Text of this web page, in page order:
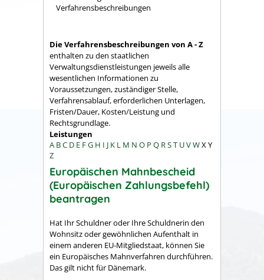
Verfahrensbeschreibungen
Die Verfahrensbeschreibungen von A - Z
enthalten zu den staatlichen
Verwaltungsdienstleistungen jeweils alle
wesentlichen Informationen zu
Voraussetzungen, zuständiger Stelle,
Verfahrensablauf, erforderlichen Unterlagen,
Fristen/Dauer, Kosten/Leistung und
Rechtsgrundlage.
Leistungen
A BC D E FG H I J K L M N O P Q RST UVWX Y
Z
Europäischen Mahnbescheid
(Europäischen Zahlungsbefehl)
beantragen
Hat Ihr Schuldner oder Ihre Schuldnerin den
Wohnsitz oder gewöhnlichen Aufenthalt in
einem anderen EU-Mitgliedstaat, können Sie
ein Europäisches Mahnverfahren durchführen.
Das gilt nicht für Dänemark.